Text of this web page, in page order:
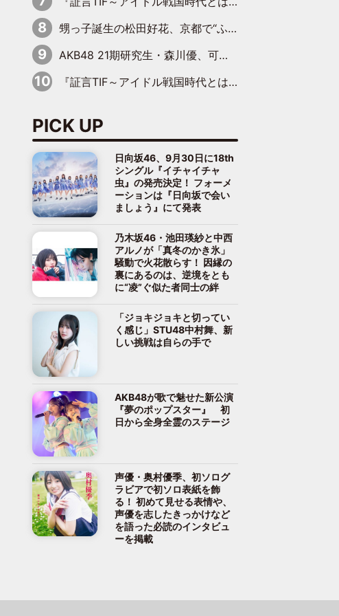
甥っ子誕生の松田好花、京都で“ふたつの家族”をはしご！ “母”黒谷友香に見送られ、“父”松岡昌宏とはハシゴ酒
AKB48 21期研究生・森川優、可愛さもある大人の女性に
『証言TIF～アイドル戦国時代とはなんだったのか～』第10回：さくら学院・武藤彩未×飯田らうら「正直、中3で辞めるというのを信じてなくて。そう言われてはいたけど、嘘でしょって」
PICK UP
日向坂46、9月30日に18th
シングル『イチャイチャ
虫』の発売決定！ フォーメ
ーションは『日向坂で会い
ましょう』にて発表
乃木坂46・池田瑛紗と中西
アルノが「真冬のかき氷」
騒動で火花散らす！ 因縁の
裏にあるのは、逆境をとも
に“凌”ぐ似た者同士の絆
「ジョキジョキと切ってい
く感じ」STU48中村舞、新
しい挑戦は自らの手で
AKB48が歌で魅せた新公演
『夢のポップスター』 初
日から全身全霊のステージ
声優・奥村優季、初ソログ
ラビアで初ソロ表紙を飾
る！ 初めて見せる表情や、
声優を志したきっかけなど
を語った必読のインタビュ
ーを掲載